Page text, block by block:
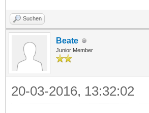
Suchen
Beate
Junior Member
20-03-2016, 13:32:02